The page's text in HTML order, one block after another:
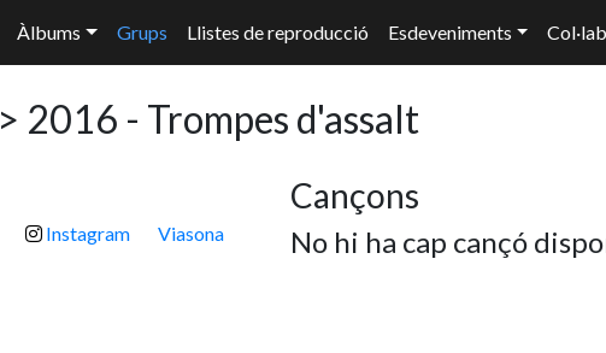
Àlbums Grups Llistes de reproducció Esdeveniments
> 2016 - Trompes d'assalt
Instagram Viasona
Cançons
No hi ha cap cançó